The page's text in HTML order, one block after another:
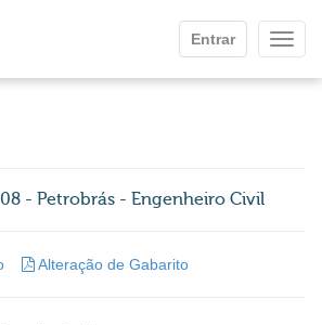
Entrar
- Petrobrás - Engenheiro Civil
Alteração de Gabarito